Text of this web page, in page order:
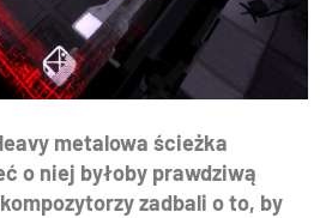
metalowa ścieżka
o niej byłoby prawdziwą
zadbali o to, by